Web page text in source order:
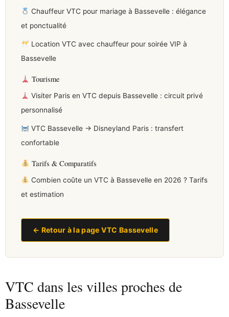
Chauffeur VTC pour mariage à Bassevelle : élégance
et ponctualité
Location VTC avec chauffeur pour soirée VIP à
Bassevelle
Tourisme
Visiter Paris en VTC depuis Bassevelle : circuit privé
personnalisé
VTC Bassevelle → Disneyland Paris : transfert
confortable
Tarifs & Comparatifs
Combien coûte un VTC à Bassevelle en 2026 ? Tarifs
et estimation
← Retour à la page VTC Bassevelle
VTC dans les villes proches de
Bassevelle